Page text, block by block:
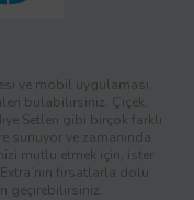
ve mobil uygulaması
bulabilirsiniz. Çiçek,
Setleri gibi birçok farklı
sunuyor ve zamanında
mutlu etmek için, ister
fırsatlarla dolu
geçirebilirsiniz.